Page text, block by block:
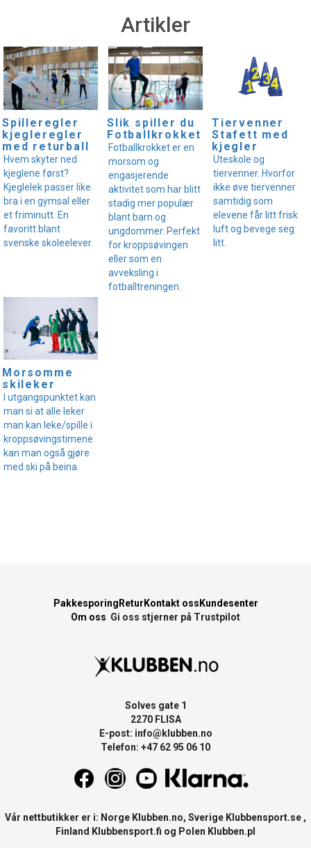
Artikler
Spilleregler
kjegleregler
med returball
Hvem skyter ned
kjeglene først?
Kjeglelek passer like
bra i en gymsal eller
et friminutt. En
favoritt blant
svenske skoleelever.
Slik spiller du
Fotballkrokket
Fotballkrokket er en
morsom og
engasjerende
aktivitet som har blitt
stadig mer populær
blant barn og
ungdommer. Perfekt
for kroppsøvingen
eller som en
avveksling i
fotballtreningen.
Tiervenner
Stafett med
kjegler
Uteskole og
tiervenner. Hvorfor
ikke øve tiervenner
samtidig som
elevene får litt frisk
luft og bevege seg
litt.
Morsomme
skileker
I utgangspunktet kan
man si at alle leker
man kan leke/spille i
kroppsøvingstimene
kan man også gjøre
med ski på beina.
Pakkesporing Retur Kontakt oss Kundesenter
Om oss Gi oss stjerner på Trustpilot
Solves gate 1
2270 FLISA
E-post: info@klubben.no
Telefon: +47 62 95 06 10
Vår nettbutikker er i: Norge Klubben.no, Sverige Klubbensport.se ,
Finland Klubbensport.fi og Polen Klubben.pl